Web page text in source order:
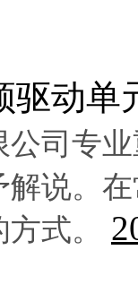
驱动单
公司专
说。
式。